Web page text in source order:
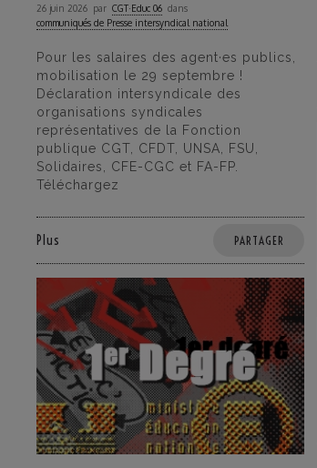
26 juin 2026 par CGT·Educ 06 dans
communiqués de Presse intersyndical national
Pour les salaires des agent·es publics,
mobilisation le 29 septembre !
Déclaration intersyndicale des
organisations syndicales
représentatives de la Fonction
publique CGT, CFDT, UNSA, FSU,
Solidaires, CFE-CGC et FA-FP.
Téléchargez
Plus PARTAGER